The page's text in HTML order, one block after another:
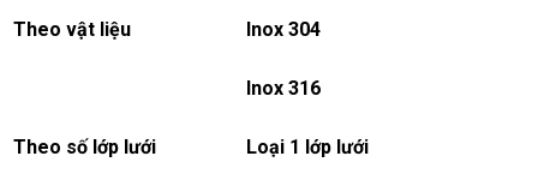
Theo vật liệu Inox 304
Inox 316
Theo số lớp lưới Loại 1 lớp lưới